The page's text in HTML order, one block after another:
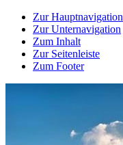
Zur Hauptnavigation
Zur Unternavigation
Zum Inhalt
Zur Seitenleiste
Zum Footer